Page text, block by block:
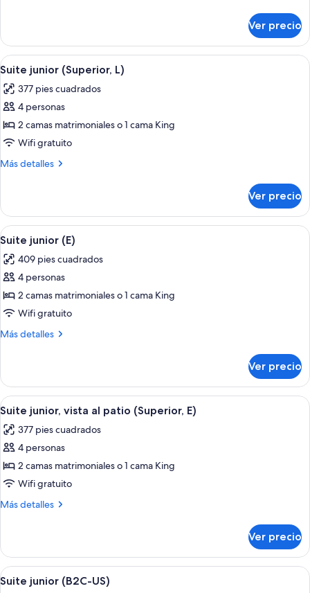
junior
(L)
Ver precio
Abrir
todas
las
fotos
de
Suite
junior
Habitación de hotel con una cama
4
Suite junior (Superior, L)
377 pies cuadrados
4 personas
2 camas matrimoniales o 1 cama King
Wifi gratuito
Más detalles
Más
junior
(Superior,
L)
Ver precio
Abrir
todas
las
fotos
de
Suite
junior
Habitación de hotel con una cama
4
Suite junior (E)
409 pies cuadrados
4 personas
2 camas matrimoniales o 1 cama King
Wifi gratuito
Más detalles
Más
junior
(E)
Ver precio
Abrir
todas
las
fotos
de
Suite
junior,
patio
(Superior,
E)
Habitación de hotel con una cama
4
Suite junior, vista al patio (Superior, E)
377 pies cuadrados
4 personas
2 camas matrimoniales o 1 cama King
Wifi gratuito
Más detalles
Más
junior,
vista
al
Ver precio
Abrir
todas
Habitación de hotel con una cama
4
Suite junior (B2C-US)